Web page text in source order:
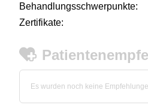
Behandlungsschwerpunkte:
Zertifikate:
Es wurden noch keine